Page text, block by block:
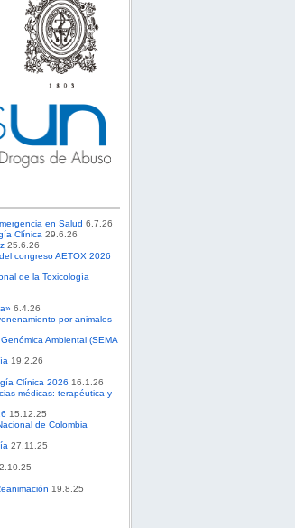
en Salud 6.7.26
Clínica 29.6.26
25.6.26
congreso AETOX 2026
de la Toxicología
6.4.26
por animales
Ambiental (SEMA
19.2.26
Clínica 2026 16.1.26
médicas: terapéutica y
15.12.25
de Colombia
27.11.25
2.10.25
19.8.25